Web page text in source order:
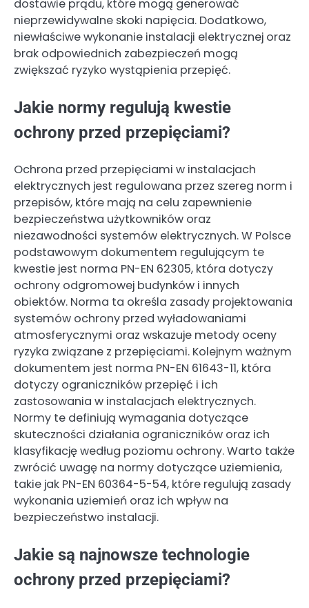
dostawie prądu, które mogą generować
nieprzewidywalne skoki napięcia. Dodatkowo,
niewłaściwe wykonanie instalacji elektrycznej oraz
brak odpowiednich zabezpieczeń mogą
zwiększać ryzyko wystąpienia przepięć.
Jakie normy regulują kwestie
ochrony przed przepięciami?
Ochrona przed przepięciami w instalacjach
elektrycznych jest regulowana przez szereg norm i
przepisów, które mają na celu zapewnienie
bezpieczeństwa użytkowników oraz
niezawodności systemów elektrycznych. W Polsce
podstawowym dokumentem regulującym te
kwestie jest norma PN-EN 62305, która dotyczy
ochrony odgromowej budynków i innych
obiektów. Norma ta określa zasady projektowania
systemów ochrony przed wyładowaniami
atmosferycznymi oraz wskazuje metody oceny
ryzyka związane z przepięciami. Kolejnym ważnym
dokumentem jest norma PN-EN 61643-11, która
dotyczy ograniczników przepięć i ich
zastosowania w instalacjach elektrycznych.
Normy te definiują wymagania dotyczące
skuteczności działania ograniczników oraz ich
klasyfikację według poziomu ochrony. Warto także
zwrócić uwagę na normy dotyczące uziemienia,
takie jak PN-EN 60364-5-54, które regulują zasady
wykonania uziemień oraz ich wpływ na
bezpieczeństwo instalacji.
Jakie są najnowsze technologie
ochrony przed przepięciami?